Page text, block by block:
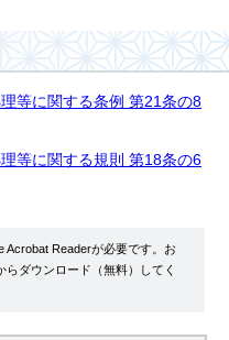
等に関する条例 第21条の8
等に関する規則 第18条の6
Acrobat Readerが必要です。お
らダウンロード（無料）してく